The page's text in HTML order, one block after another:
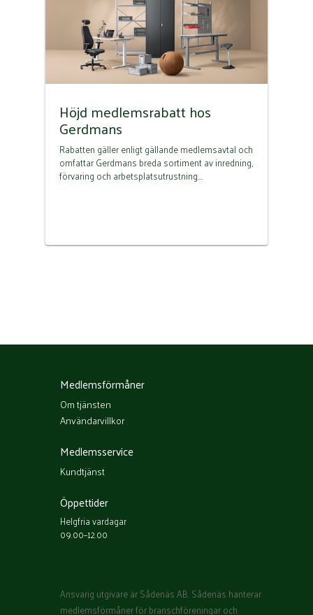
Höjd medlemsrabatt hos
Gerdmans
Rabatten gäller enligt gällande medlemsavtal och
omfattar Gerdmans breda sortiment av inredning,
förvaring och arbetsplatsutrustning.…
Medlemsförmåner
Om tjänsten
Användarvillkor
Medlemsservice
Kundtjänst
Öppettider
Helgfria vardagar
09.00–12.00
Ansvarig utgivare är Sådenäs AB. Sådenäs hanterar
medlemsförmåner för branschföreningar och